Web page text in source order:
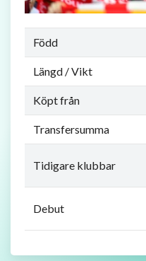
Född
Längd / Vikt
Köpt från
Transfersumma
Tidigare klubbar
Debut